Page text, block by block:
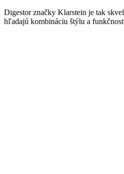
Digestor značky Klarstein je tak
hľadajú kombináciu štýlu a